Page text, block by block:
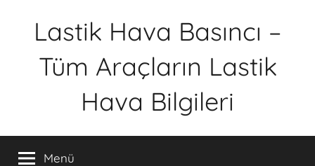
Lastik Hava Basıncı –
Tüm Araçların Lastik
Hava Bilgileri
Menü